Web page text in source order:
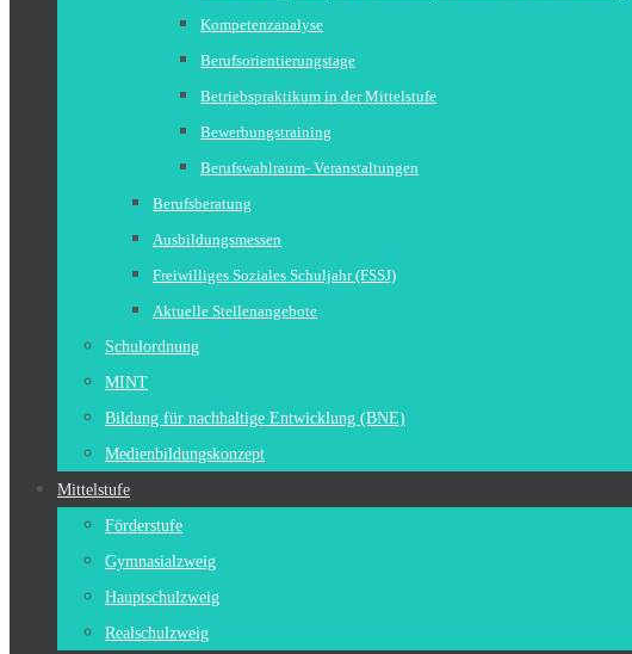
Kompetenzanalyse
Berufsorientierungstage
Betriebspraktikum in der Mittelstufe
Bewerbungstraining
Berufswahlraum- Veranstaltungen
Berufsberatung
Ausbildungsmessen
Freiwilliges Soziales Schuljahr (FSSJ)
Aktuelle Stellenangebote
Schulordnung
MINT
Bildung für nachhaltige Entwicklung (BNE)
Medienbildungskonzept
Mittelstufe
Förderstufe
Gymnasialzweig
Hauptschulzweig
Realschulzweig